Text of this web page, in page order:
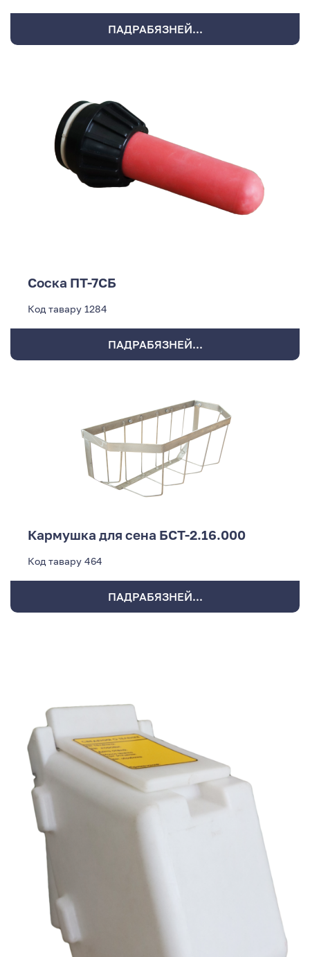
ПАДРАБЯЗНЕЙ...
Соска ПТ-7СБ
Код тавару 1284
ПАДРАБЯЗНЕЙ...
Кармушка для сена БСТ-2.16.000
Код тавару 464
ПАДРАБЯЗНЕЙ...